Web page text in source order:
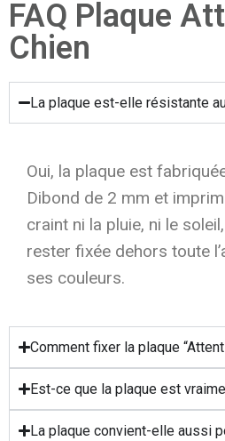
FAQ Plaque
Chien
La plaque est-elle résistante
Oui, la plaque est
Dibond de 2 mm et
craint ni la pluie, ni le
rester fixée dehors toute
ses couleurs.
Comment fixer la plaque
Est-ce que la plaque est
La plaque convient-elle aussi